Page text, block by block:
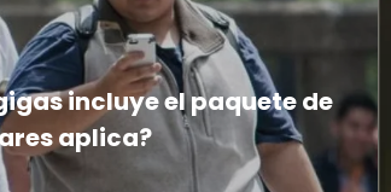
incluye el paquete de
aplica?